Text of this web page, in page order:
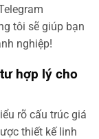
tôi sẽ giúp bạn
nghiệp!
hợp lý cho
rõ cấu trúc giá
thiết kế linh